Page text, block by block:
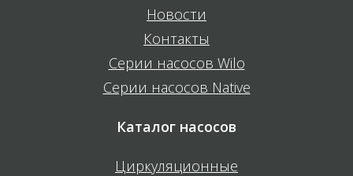
Новости
Контакты
Серии насосов Wilo
Серии насосов Native
Каталог насосов
Циркуляционные